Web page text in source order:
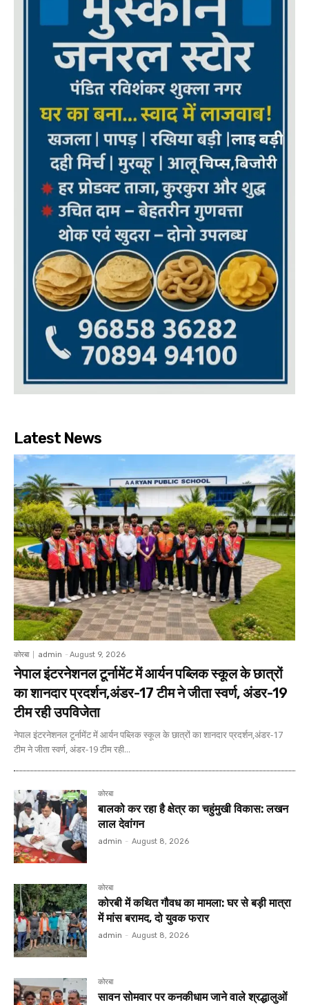
Latest News
कोरबा admin - August 9, 2026
नेपाल इंटरनेशनल टूर्नामेंट में आर्यन पब्लिक स्कूल के छात्रों
का शानदार प्रदर्शन,अंडर-17 टीम ने जीता स्वर्ण, अंडर-19
टीम रही उपविजेता
नेपाल इंटरनेशनल टूर्नामेंट में आर्यन पब्लिक स्कूल के छात्रों का शानदार प्रदर्शन,अंडर-17
टीम ने जीता स्वर्ण, अंडर-19 टीम रही...
कोरबा
बालको कर रहा है क्षेत्र का चहुंमुखी विकास: लखन
लाल देवांगन
admin - August 8, 2026
कोरबा
कोरबी में कथित गौवध का मामला: घर से बड़ी मात्रा
में मांस बरामद, दो युवक फरार
admin - August 8, 2026
कोरबा
सावन सोमवार पर कनकीधाम जाने वाले श्रद्धालुओं